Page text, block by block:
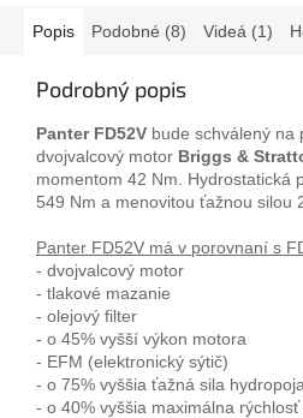
Popis Podobné (8) Videá (1)
Podrobný popis
Panter FD52V bude schválený
dvojvalcový motor Briggs &
momentom 42 Nm. Hydrostatická
549 Nm a menovitou ťažnou silou
Panter FD52V má v porovnaní s
- dvojvalcový motor
- tlakové mazanie
- olejový filter
- o 45% vyšší výkon motora
- EFM (elektronický sýtič)
- o 75% vyššia ťažná sila
- o 40% vyššia maximálna rýchlosť